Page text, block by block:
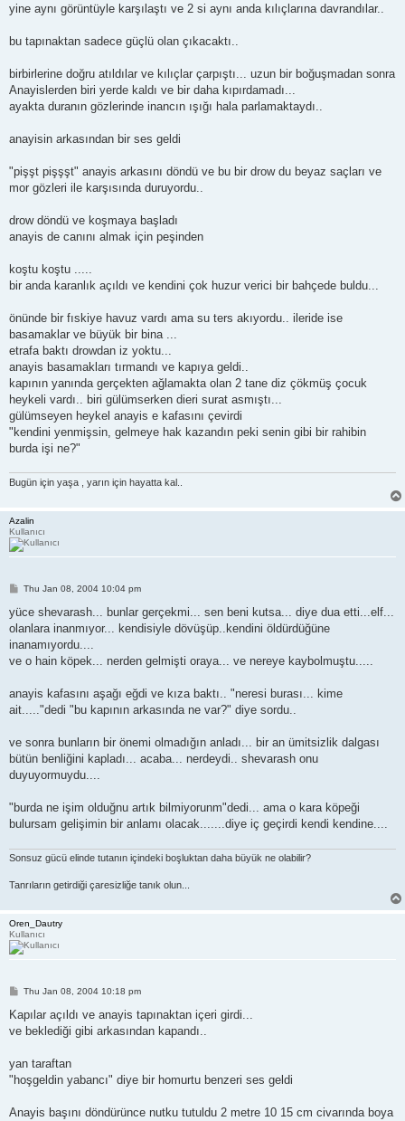
yine aynı görüntüyle karşılaştı ve 2 si aynı anda kılıçlarına davrandılar..
bu tapınaktan sadece güçlü olan çıkacaktı..
birbirlerine doğru atıldılar ve kılıçlar çarpıştı... uzun bir boğuşmadan sonra
Anayislerden biri yerde kaldı ve bir daha kıpırdamadı...
ayakta duranın gözlerinde inancın ışığı hala parlamaktaydı..
anayisin arkasından bir ses geldi
"pişşt pişşşt" anayis arkasını döndü ve bu bir drow du beyaz saçları ve
mor gözleri ile karşısında duruyordu..
drow döndü ve koşmaya başladı
anayis de canını almak için peşinden
koştu koştu .....
bir anda karanlık açıldı ve kendini çok huzur verici bir bahçede buldu...
önünde bir fıskiye havuz vardı ama su ters akıyordu.. ileride ise
basamaklar ve büyük bir bina ...
etrafa baktı drowdan iz yoktu...
anayis basamakları tırmandı ve kapıya geldi..
kapının yanında gerçekten ağlamakta olan 2 tane diz çökmüş çocuk
heykeli vardı.. biri gülümserken dieri surat asmıştı...
gülümseyen heykel anayis e kafasını çevirdi
"kendini yenmişsin, gelmeye hak kazandın peki senin gibi bir rahibin
burda işi ne?"
Bugün için yaşa , yarın için hayatta kal..
Azalin
Kullanıcı
P
s
Thu Jan 08, 2004 10:04 pm
yüce shevarash... bunlar gerçekmi... sen beni kutsa... diye dua etti...elf...
olanlara inanmıyor... kendisiyle dövüşüp..kendini öldürdüğüne
inanamıyordu....
ve o hain köpek... nerden gelmişti oraya... ve nereye kaybolmuştu.....
anayis kafasını aşağı eğdi ve kıza baktı.. "neresi burası... kime
ait....."dedi "bu kapının arkasında ne var?" diye sordu..
ve sonra bunların bir önemi olmadığın anladı... bir an ümitsizlik dalgası
bütün benliğini kapladı... acaba... nerdeydi.. shevarash onu
duyuyormuydu....
"burda ne işim olduğnu artık bilmiyorunm"dedi... ama o kara köpeği
bulursam gelişimin bir anlamı olacak.......diye iç geçirdi kendi kendine....
Sonsuz gücü elinde tutanın içindeki boşluktan daha büyük ne olabilir?
Tanrıların getirdiği çaresizliğe tanık olun...
Oren_Dautry
Kullanıcı
P
s
Thu Jan 08, 2004 10:18 pm
Kapılar açıldı ve anayis tapınaktan içeri girdi...
ve beklediği gibi arkasından kapandı..
yan taraftan
"hoşgeldin yabancı" diye bir homurtu benzeri ses geldi
Anayis başını döndürünce nutku tutuldu 2 metre 10 15 cm civarında boya